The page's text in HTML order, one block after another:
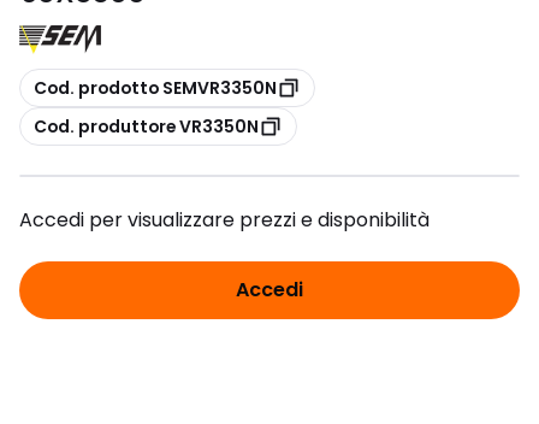
copia
Cod. prodotto SEMVR3350N
copia
Cod. produttore VR3350N
Accedi per visualizzare prezzi e disponibilità
Accedi